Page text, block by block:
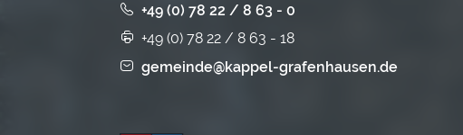
+49 (0) 78 22 / 8 63 - 0
+49 (0) 78 22 / 8 63 - 18
gemeinde@kappel-grafenhausen.de